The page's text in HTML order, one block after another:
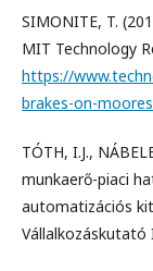
SIMONITE, T.
MIT Technology
https://
brakes-on-
TÓTH, I.J.,
munkaerő-piaci
automatizációs